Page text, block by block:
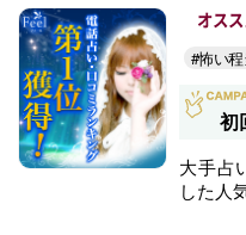
オス
#怖い
初
大手占
した人